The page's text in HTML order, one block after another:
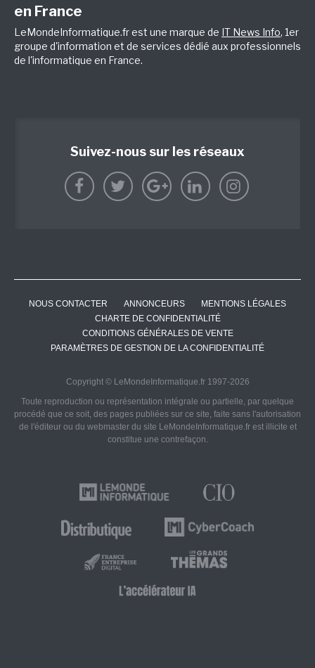
en France
LeMondeInformatique.fr est une marque de IT News Info, 1er
groupe d'information et de services dédié aux professionnels
de l'informatique en France.
Suivez-nous sur les réseaux
NOUS CONTACTER ANNONCEURS
MENTIONS LÉGALES
CHARTE DE CONFIDENTIALITÉ
CONDITIONS GÉNÉRALES DE VENTE
PARAMÈTRES DE GESTION DE LA CONFIDENTIALITÉ
Copyright © LeMondeInformatique.fr 1997-2026
Toute reproduction ou représentation intégrale ou partielle, par quelque
procédé que ce soit, des pages publiées sur ce site, faite sans l'autorisation
de l'éditeur ou du webmaster du site LeMondeInformatique.fr est illicite et
constitue une contrefaçon.